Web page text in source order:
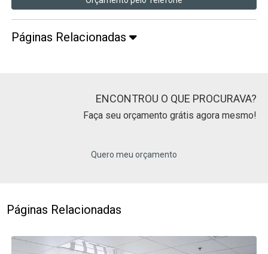
Páginas Relacionadas
ENCONTROU O QUE PROCURAVA?
Faça seu orçamento grátis agora mesmo!
Quero meu orçamento
Páginas Relacionadas